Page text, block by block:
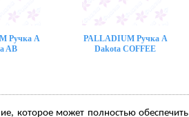
Ручка A
AB
PALLADIUM Ручка A
Dakota COFFEE
которое может полностью обеспечить